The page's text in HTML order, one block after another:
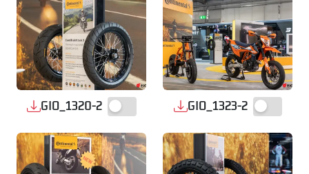
GIO_1320-2 GIO_1323-2